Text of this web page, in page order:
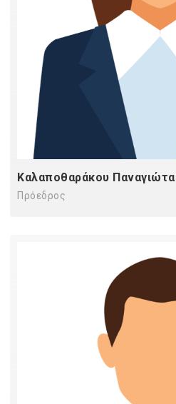
Καλαποθαράκου Παναγιώτα
Πρόεδρος